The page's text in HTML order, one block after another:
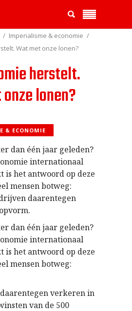
Imperialisme & economie
Wat met onze lonen?
herstelt.
lonen?
& ECONOMIE
dan één jaar geleden?
internationaal
is het antwoord op deze
mensen botweg:
daarentegen
dan één jaar geleden?
internationaal
is het antwoord op deze
mensen botweg:
verkeren in
van de 500